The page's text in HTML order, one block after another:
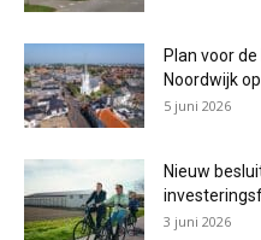
Plan voor
Noordwijk
5 juni 2026
Nieuw
3 juni 2026